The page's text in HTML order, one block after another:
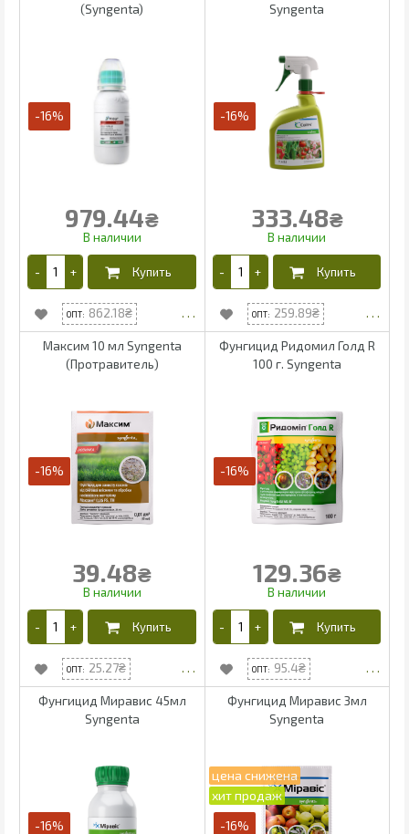
(Syngenta)
-16%
979.44₴
862.18
Syngenta
-16%
333.48₴
259.89
Максим 10 мл Syngenta
(Протравитель)
-16%
39.48₴
25.27
Фунгицид Ридомил Голд R
100 г. Syngenta
-16%
129.36₴
95.4
Фунгицид Миравис 45мл
Syngenta
-16%
Фунгицид Миравис 3мл
Syngenta
-16%